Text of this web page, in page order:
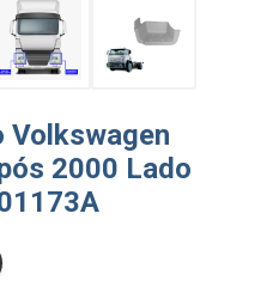
Volkswagen
2000 Lado